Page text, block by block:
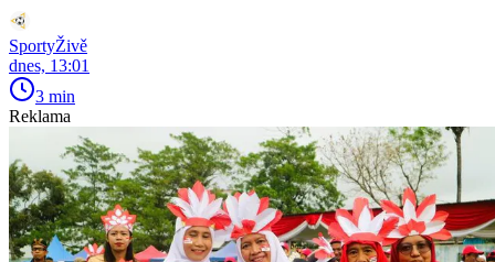
SportyŽivě
dnes, 13:01
3 min
Reklama